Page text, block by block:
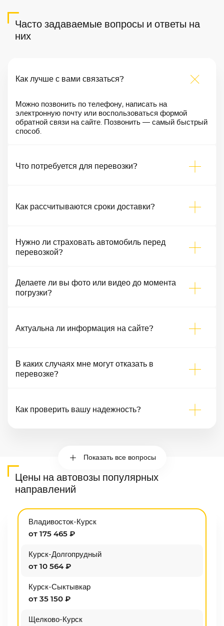
Часто задаваемые вопросы и ответы на
них
Как лучше с вами связаться?
Можно позвонить по телефону, написать на
электронную почту или воспользоваться формой
обратной связи на сайте. Позвонить — самый быстрый
способ.
Что потребуется для перевозки?
Как рассчитываются сроки доставки?
Нужно ли страховать автомобиль перед
перевозкой?
Делаете ли вы фото или видео до момента
погрузки?
Актуальна ли информация на сайте?
В каких случаях мне могут отказать в
перевозке?
Как проверить вашу надежность?
Показать все вопросы
Цены на автовозы популярных
направлений
Владивосток-Курск
от 175 465 ₽
Курск-Долгопрудный
от 10 564 ₽
Курск-Сыктывкар
от 35 150 ₽
Щелково-Курск